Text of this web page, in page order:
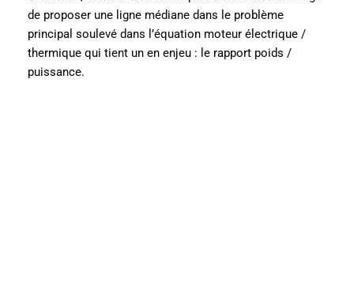
de proposer une ligne médiane dans le problème
principal soulevé dans l’équation moteur électrique /
thermique qui tient un en enjeu : le rapport poids /
puissance.